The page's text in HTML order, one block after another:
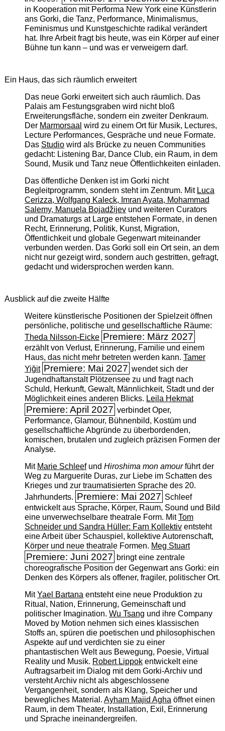
in Kooperation mit Performa New York eine Künstlerin
ans Gorki, die Tanz, Performance, Minimalismus,
Feminismus und Kunstgeschichte radikal verändert
hat. Ihre Arbeit fragt bis heute, was ein Körper auf einer
Bühne tun kann – und was er verweigern darf.
Ein Haus, das sich räumlich erweitert
Das neue Gorki erweitert sich auch räumlich. Das
Palais am Festungsgraben wird nicht bloß
Erweiterungsfläche, sondern ein zweiter Denkraum.
Der Marmorsaal wird zu einem Ort für Musik, Lectures,
Lecture Performances, Gespräche und neue Formate.
Das Studiowird als Brücke zu neuen Communities
gedacht: Listening Bar, Dance Club, ein Raum, in dem
Sound, Musik und Tanz neue Öffentlichkeiten einladen.
Das öffentliche Denken ist im Gorki nicht
Begleitprogramm, sondern steht im Zentrum. Mit Luca
Cerizza, Wolfgang Kaleck, Imran Ayata, Mohammad
Salemy, Manuela Bojadžijevund weiteren Curators
und Dramaturgs at Large entstehen Formate, in denen
Recht, Erinnerung, Politik, Kunst, Migration,
Öffentlichkeit und globale Gegenwart miteinander
verbunden werden. Das Gorki soll ein Ort sein, an dem
nicht nur gezeigt wird, sondern auch gestritten, gefragt,
gedacht und widersprochen werden kann.
Ausblick auf die zweite Hälfte
Weitere künstlerische Positionen der Spielzeit öffnen
persönliche, politische und gesellschaftliche Räume:
Theda Nilsson-Eicke Premiere: März 2027
erzählt von Verlust, Erinnerung, Familie und einem
Haus, das nicht mehr betreten werden kann. Tamer
Yiğit Premiere: Mai 2027 wendet sich der
Jugendhaftanstalt Plötzensee zu und fragt nach
Schuld, Herkunft, Gewalt, Männlichkeit, Stadt und der
Möglichkeit eines anderen Blicks. Leila Hekmat
Premiere: April 2027 verbindet Oper,
Performance, Glamour, Bühnenbild, Kostüm und
gesellschaftliche Abgründe zu überbordenden,
komischen, brutalen und zugleich präzisen Formen der
Analyse.
Mit Marie Schleefund Hiroshima mon amourführt der
Weg zu Marguerite Duras, zur Liebe im Schatten des
Krieges und zur traumatisierten Sprache des 20.
Jahrhunderts. Premiere: Mai 2027 Schleef
entwickelt aus Sprache, Körper, Raum, Sound und Bild
eine unverwechselbare theatrale Form. MitTom
Schneider und Sandra Hüller: Farn Kollektiventsteht
eine Arbeit über Schauspiel, kollektive Autorenschaft,
Körper und neue theatrale Formen. Meg Stuart
Premiere: Juni 2027 bringt eine zentrale
choreografische Position der Gegenwart ans Gorki: ein
Denken des Körpers als offener, fragiler, politischer Ort.
MitYael Bartana entsteht eine neue Produktion zu
Ritual, Nation, Erinnerung, Gemeinschaft und
politischer Imagination. Wu Tsang und ihre Company
Moved by Motion nehmen sich eines klassischen
Stoffs an, spüren die poetischen und philosophischen
Aspekte auf und verdichten sie zu einer
phantastischen Welt aus Bewegung, Poesie, Virtual
Reality und Musik. Robert Lippokentwickelt eine
Auftragsarbeit im Dialog mit dem Gorki-Archiv und
versteht Archiv nicht als abgeschlossene
Vergangenheit, sondern als Klang, Speicher und
bewegliches Material. Ayham Majid Agha öffnet einen
Raum, in dem Theater, Installation, Exil, Erinnerung
und Sprache ineinandergreifen.